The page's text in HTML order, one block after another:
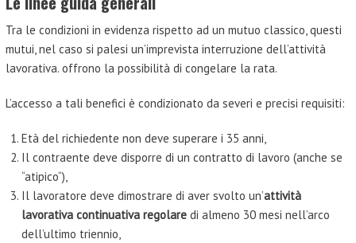
Tra le condizioni in evidenza rispetto ad un mutuo classico, questi
mutui, nel caso si palesi un’imprevista interruzione dell’attività
lavorativa. offrono la possibilità di congelare la rata.
L’accesso a tali benefici è condizionato da severi e precisi requisiti:
Età del richiedente non deve superare i 35 anni,
Il contraente deve disporre di un contratto di lavoro (anche se
“atipico“),
Il lavoratore deve dimostrare di aver svolto un’attività
lavorativa continuativa regolaredi almeno 30 mesi nell’arco
dell’ultimo triennio,